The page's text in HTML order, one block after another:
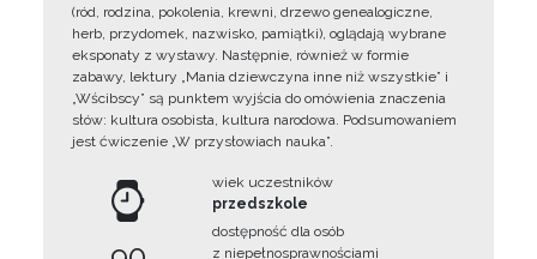
(ród, rodzina, pokolenia, krewni, drzewo genealogiczne,
herb, przydomek, nazwisko, pamiątki), oglądają wybrane
eksponaty z wystawy. Następnie, również w formie
zabawy, lektury „Mania dziewczyna inne niż wszystkie” i
„Wścibscy” są punktem wyjścia do omówienia znaczenia
słów: kultura osobista, kultura narodowa. Podsumowaniem
jest ćwiczenie „W przysłowiach nauka”.
wiek uczestników
przedszkole
dostępność dla osób
z niepełnosprawnościami